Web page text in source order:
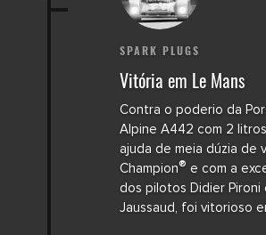
SPARK PLUGS
Vitória em Le Mans
Contra o poderio da
Alpine A442 com 2
ajuda de meia dúzia de
Champion® e com a
dos pilotos Didier Pironi
Jaussaud, foi vitorioso